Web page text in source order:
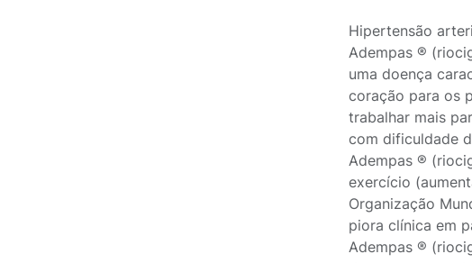
Hipertensão
Adempas ®
uma doença
coração para os
trabalhar mais
com dificuldade
Adempas ®
exercício
Organização
piora clínica em
Adempas ®